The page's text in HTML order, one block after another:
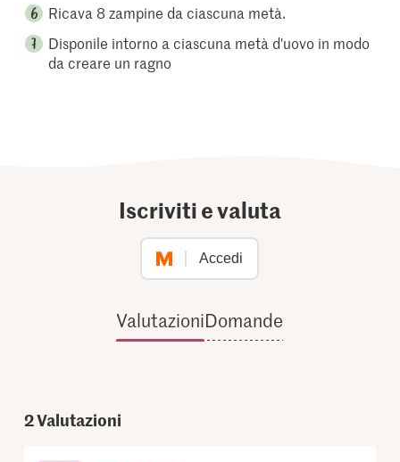
Ricava 8 zampine da ciascuna metà.
Disponile intorno a ciascuna metà d'uovo in modo
da creare un ragno
Iscriviti e valuta
Accedi
ValutazioniDomande
2Valutazioni